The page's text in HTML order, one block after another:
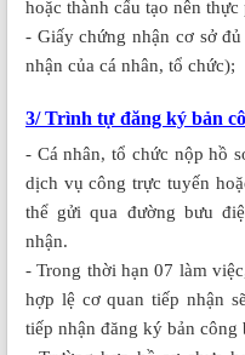
hoặc thành cấu tạo nên thực
- Giấy chứng nhận cơ sở
nhận của cá nhân, tổ chức);
3/ Trình tự đăng ký bản
- Cá nhân, tổ chức nộp hồ
dịch vụ công trực tuyến
thể gửi qua đường bưu
nhận.
- Trong thời hạn 07 làm
hợp lệ cơ quan tiếp nhận
tiếp nhận đăng ký bản công